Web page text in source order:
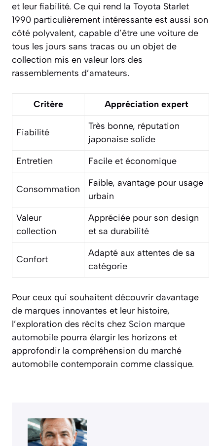
et leur fiabilité. Ce qui rend la Toyota Starlet
1990 particulièrement intéressante est aussi son
côté polyvalent, capable d’être une voiture de
tous les jours sans tracas ou un objet de
collection mis en valeur lors des
rassemblements d’amateurs.
Critère Appréciation expert
Fiabilité
Très bonne, réputation
japonaise solide
Entretien
Facile et économique
Consommation
Faible, avantage pour usage
urbain
Valeur
collection
Appréciée pour son design
et sa durabilité
Confort
Adapté aux attentes de sa
catégorie
Pour ceux qui souhaitent découvrir davantage
de marques innovantes et leur histoire,
l’exploration des récits chez Scion marque
automobile pourra élargir les horizons et
approfondir la compréhension du marché
automobile contemporain comme classique.